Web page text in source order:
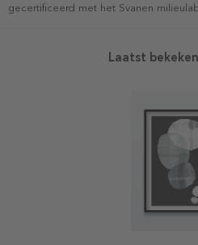
gecertificeerd met het Svanen
Laatst